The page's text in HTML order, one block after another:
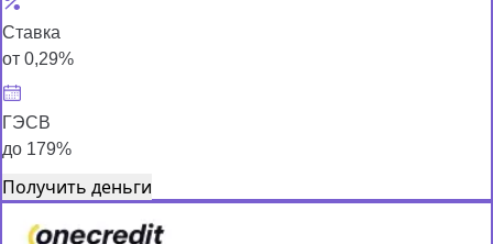
Ставка
от 0,29%
ГЭСВ
до 179%
Получить деньги